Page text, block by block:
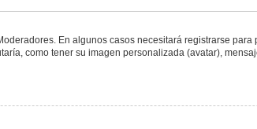
En algunos casos necesitará registrarse
como tener su imagen personalizada (avatar),